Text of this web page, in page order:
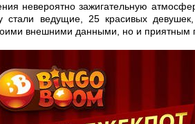
невероятно зажигательную
стали ведущие, 25 красивых
внешними данными, но и приятным